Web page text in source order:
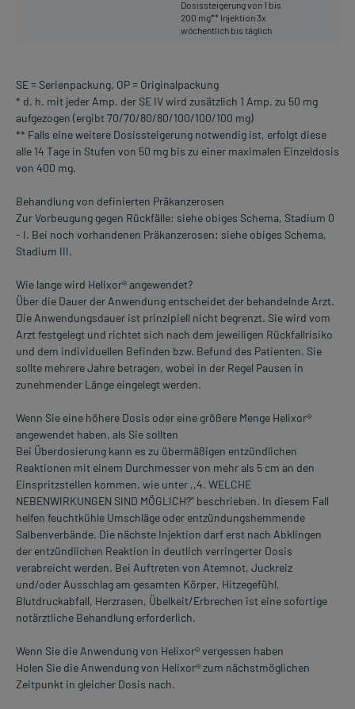
Dosissteigerung von 1 bis
200 mg** Injektion 3x
wöchentlich bis täglich
SE = Serienpackung, OP = Originalpackung
* d. h. mit jeder Amp. der SE IV wird zusätzlich 1 Amp. zu 50 mg
aufgezogen (ergibt 70/70/80/80/100/100/100 mg)
** Falls eine weitere Dosissteigerung notwendig ist, erfolgt diese
alle 14 Tage in Stufen von 50 mg bis zu einer maximalen Einzeldosis
von 400 mg.
Behandlung von definierten Präkanzerosen
Zur Vorbeugung gegen Rückfälle: siehe obiges Schema, Stadium 0
- I. Bei noch vorhandenen Präkanzerosen: siehe obiges Schema,
Stadium III.
Wie lange wird Helixor® angewendet?
Über die Dauer der Anwendung entscheidet der behandelnde Arzt.
Die Anwendungsdauer ist prinzipiell nicht begrenzt. Sie wird vom
Arzt festgelegt und richtet sich nach dem jeweiligen Rückfallrisiko
und dem individuellen Befinden bzw. Befund des Patienten. Sie
sollte mehrere Jahre betragen, wobei in der Regel Pausen in
zunehmender Länge eingelegt werden.
Wenn Sie eine höhere Dosis oder eine größere Menge Helixor®
angewendet haben, als Sie sollten
Bei Überdosierung kann es zu übermäßigen entzündlichen
Reaktionen mit einem Durchmesser von mehr als 5 cm an den
EinspritzsteIlen kommen, wie unter ,,4. WELCHE
NEBENWIRKUNGEN SIND MÖGLICH?" beschrieben. In diesem Fall
helfen feuchtkühle Umschläge oder entzündungshemmende
Salbenverbände. Die nächste Injektion darf erst nach Abklingen
der entzündlichen Reaktion in deutlich verringerter Dosis
verabreicht werden. Bei Auftreten von Atemnot, Juckreiz
und/oder Ausschlag am gesamten Körper, Hitzegefühl,
Blutdruckabfall, Herzrasen, Übelkeit/Erbrechen ist eine sofortige
notärztliche Behandlung erforderlich.
Wenn Sie die Anwendung von Helixor® vergessen haben
Holen Sie die Anwendung von Helixor® zum nächstmöglichen
Zeitpunkt in gleicher Dosis nach.